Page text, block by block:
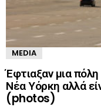
MEDIA
Έφτιαξαν μια
Νέα Υόρκη αλλά
(photos)